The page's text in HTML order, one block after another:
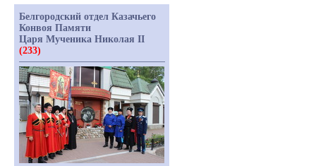
Белгородский отдел Казачьего
Конвоя Памяти
Царя Мученика Николая II
(233)